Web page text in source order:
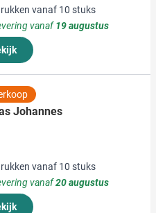
vanaf 10 stuks
vanaf19 augustus
Johannes
vanaf 10 stuks
vanaf20 augustus